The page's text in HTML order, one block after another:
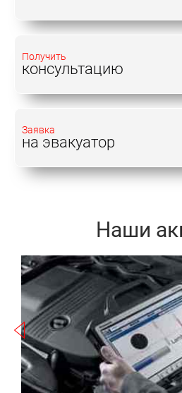
Получить
консультацию
Заявка
на эвакуатор
Наши